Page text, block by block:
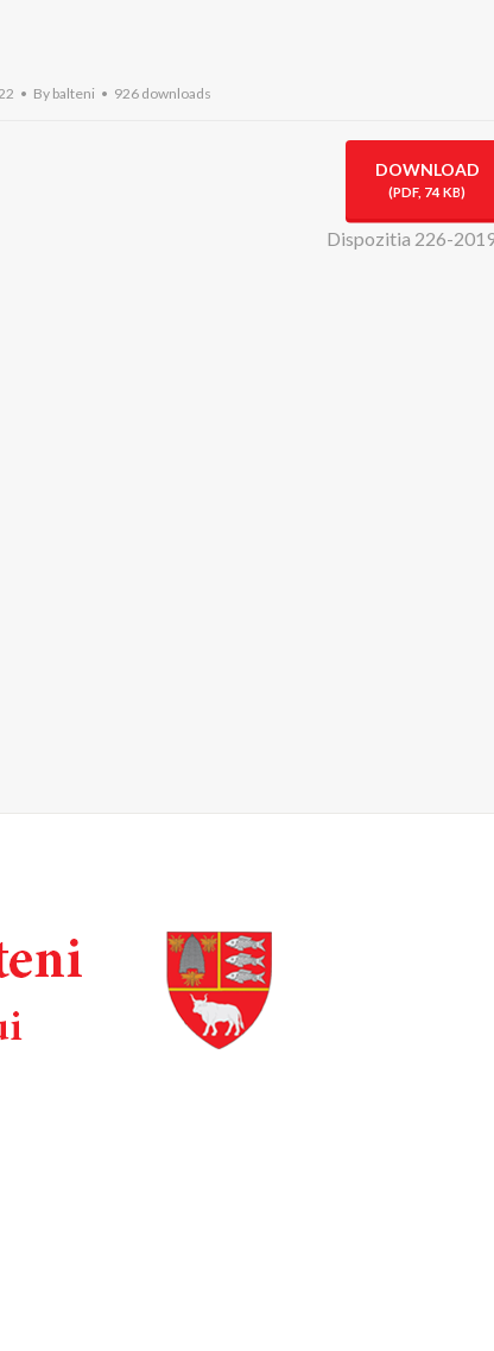
By balteni 926 downloads
DOWNLOAD
(PDF, 74 KB)
Dispozitia 226-